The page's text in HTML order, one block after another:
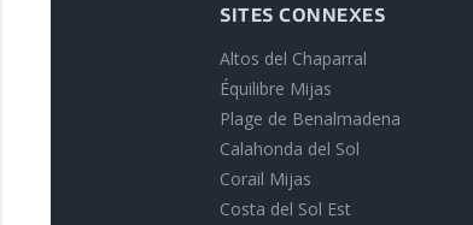
SITES CONNEXES
Altos del Chaparral
Équilibre Mijas
Plage de Benalmadena
Calahonda del Sol
Corail Mijas
Costa del Sol Est